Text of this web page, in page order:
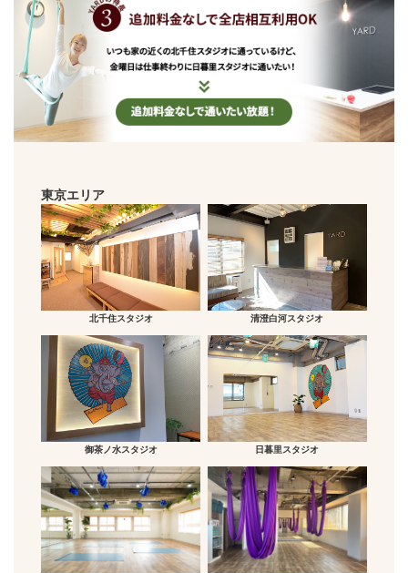
東京エリア
北千住スタジオ 清澄白河スタジオ
御茶ノ水スタジオ 日暮里スタジオ